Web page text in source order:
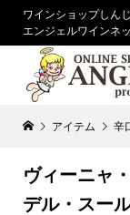
ワインショップしん
エンジェルワイン
アイテム 辛
ヴィーニャ
デル・スー